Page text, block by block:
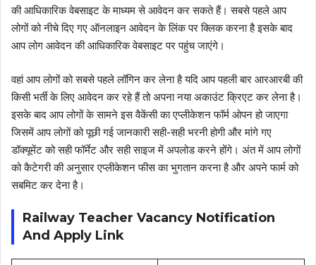
की आधिकारिक वेबसाइट के माध्यम से आवेदन कर सकते हैं। सबसे पहले आप
लोगों को नीचे दिए गए ऑनलाइन आवेदन के लिंक पर क्लिक करना है इसके बाद
आप लोग आवेदन की आधिकारिक वेबसाइट पर पहुंच जाएंगे।
वहां आप लोगों को सबसे पहले लॉगिन कर लेना है यदि आप पहली बार आरआरबी की
किसी भर्ती के लिए आवेदन कर रहे हैं तो अपना नया अकाउंट क्रिएट कर लेना है।
इसके बाद आप लोगों के सामने इस वैकेंसी का एप्लीकेशन फॉर्म ओपन हो जाएगा
जिसमें आप लोगों को पूछी गई जानकारी सही-सही भरनी होगी और मांगे गए
डॉक्यूमेंट को सही फॉर्मेट और सही साइज में अपलोड करने होंगे। अंत में आप लोगों
को कैटेगरी की अनुसार एप्लीकेशन फीस का भुगतान करना है और अपने फार्म को
सबमिट कर देना है।
Railway Teacher Vacancy Notification
And Apply Link